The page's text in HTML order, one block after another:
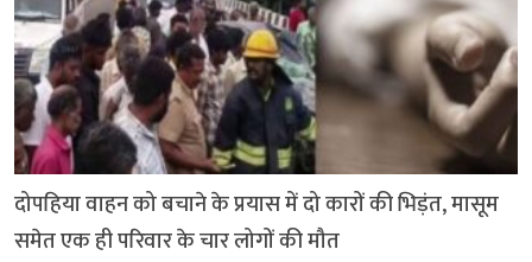
दोपहिया वाहन को बचाने के प्रयास में दो कारों की भिड़ंत, मासूम
समेत एक ही परिवार के चार लोगों की मौत